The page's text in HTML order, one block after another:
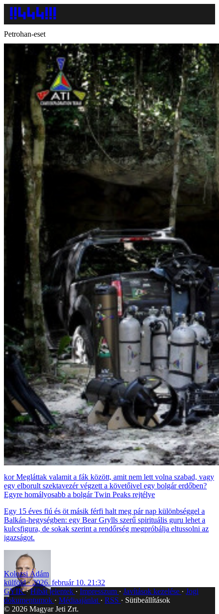
Petrohan-eset
Megláttak valamit a fák között, amit nem lett volna szabad, vagy
egy elborult szektavezér végzett a követőivel egy bolgár erdőben?
Egyre homályosabb a bolgár Twin Peaks rejtélye
Egy 15 éves fiú és öt másik férfi halt meg pár nap különbséggel a
Balkán-hegységben: egy Bear Grylls szerű spirituális guru lehet a
kulcsfigura, de sokak szerint a rendőrség megpróbálja eltussolni az
igazságot.
Kolozsi Ádám
külföld
2026. február 10. 21:32
GYIK Hibát jelentek Impresszum Javítások kezelése
Jogi
dokumentumok
Médiaajánlat RSS
Sütibeállítások
© 2026 Magyar Jeti Zrt.